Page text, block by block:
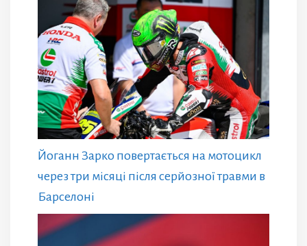
Йоганн Зарко повертається на мотоцикл
через три місяці після серйозної травми в
Барселоні